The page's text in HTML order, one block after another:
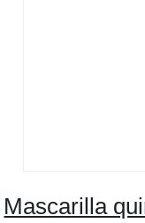
Mascarilla